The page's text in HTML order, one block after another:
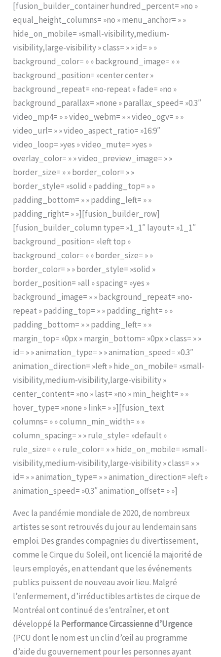
[fusion_builder_container hundred_percent= »no »
equal_height_columns= »no » menu_anchor= » »
hide_on_mobile= »small-visibility,medium-
visibility,large-visibility » class= » » id= » »
background_color= » » background_image= » »
background_position= »center center »
background_repeat= »no-repeat » fade= »no »
background_parallax= »none » parallax_speed= »0.3″
video_mp4= » » video_webm= » » video_ogv= » »
video_url= » » video_aspect_ratio= »16:9″
video_loop= »yes » video_mute= »yes »
overlay_color= » » video_preview_image= » »
border_size= » » border_color= » »
border_style= »solid » padding_top= » »
padding_bottom= » » padding_left= » »
padding_right= » »][fusion_builder_row]
[fusion_builder_column type= »1_1″ layout= »1_1″
background_position= »left top »
background_color= » » border_size= » »
border_color= » » border_style= »solid »
border_position= »all » spacing= »yes »
background_image= » » background_repeat= »no-
repeat » padding_top= » » padding_right= » »
padding_bottom= » » padding_left= » »
margin_top= »0px » margin_bottom= »0px » class= » »
id= » » animation_type= » » animation_speed= »0.3″
animation_direction= »left » hide_on_mobile= »small-
visibility,medium-visibility,large-visibility »
center_content= »no » last= »no » min_height= » »
hover_type= »none » link= » »][fusion_text
columns= » » column_min_width= » »
column_spacing= » » rule_style= »default »
rule_size= » » rule_color= » » hide_on_mobile= »small-
visibility,medium-visibility,large-visibility » class= » »
id= » » animation_type= » » animation_direction= »left »
animation_speed= »0.3″ animation_offset= » »]
Avec la pandémie mondiale de 2020, de nombreux
artistes se sont retrouvés du jour au lendemain sans
emploi. Des grandes compagnies du divertissement,
comme le Cirque du Soleil, ont licencié la majorité de
leurs employés, en attendant que les événements
publics puissent de nouveau avoir lieu. Malgré
l’enfermement, d’irréductibles artistes de cirque de
Montréal ont continué de s’entraîner, et ont
développé la Performance Circassienne d’Urgence
(PCU dont le nom est un clin d’œil au programme
d’aide du gouvernement pour les personnes ayant